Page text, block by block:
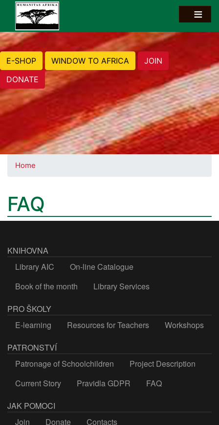
E-SHOP WINDOW TO AFRICA
JOIN
DONATE
Home
FAQ
KNIHOVNA
Library AIC
On-line Catalogue
Book of the month
Library Services
PRO ŠKOLY
E-learning
Resources for Teachers
Workshops
PATRONSTVÍ
Patronage of Schoolchildren
Project Description
Current Story
Pravidla GDPR
FAQ
JAK POMOCI
Join
Donate
Contacts